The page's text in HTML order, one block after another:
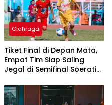
Olahraga
Tiket Final di Depan Mata,
Empat Tim Siap Saling
Jegal di Semifinal Soeratin